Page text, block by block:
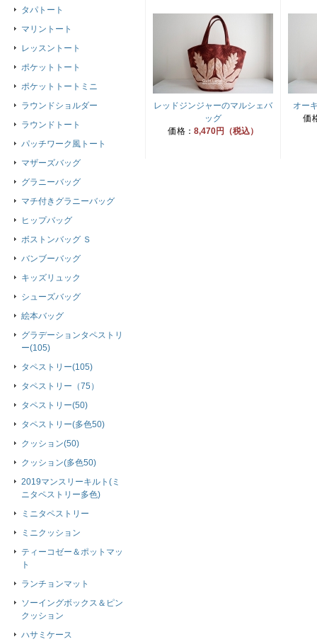
レッドジンジャーのマルシェバ
ッグ
価格： 8,470円（税込）
オー
価
タパトート
マリントート
レッスントート
ポケットトート
ポケットトートミニ
ラウンドショルダー
ラウンドトート
パッチワーク風トート
マザーズバッグ
グラニーバッグ
マチ付きグラニーバッグ
ヒップバッグ
ボストンバッグ Ｓ
バンブーバッグ
キッズリュック
シューズバッグ
絵本バッグ
グラデーションタペストリ
ー(105)
タペストリー(105)
タペストリー（75）
タペストリー(50)
タペストリー(多色50)
クッション(50)
クッション(多色50)
2019マンスリーキルト(ミ
ニタペストリー多色)
ミニタペストリー
ミニクッション
ティーコゼー＆ポットマッ
ト
ランチョンマット
ソーイングボックス＆ピン
クッション
ハサミケース